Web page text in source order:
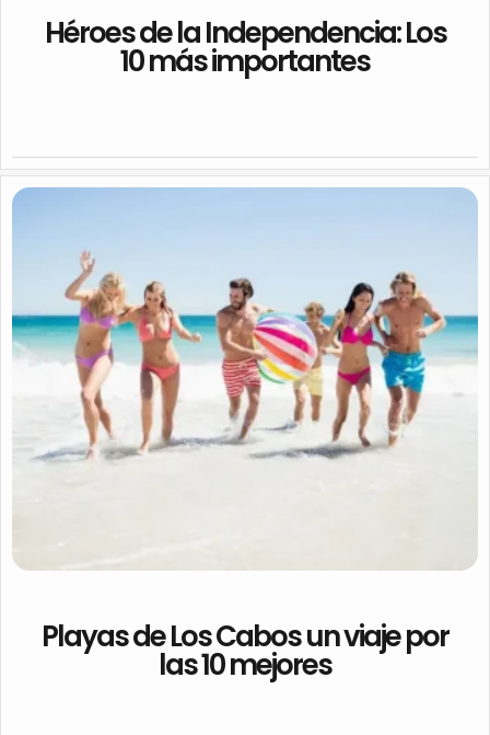
Héroes de la Independencia: Los
10 más importantes
Playas de Los Cabos un viaje por
las 10 mejores